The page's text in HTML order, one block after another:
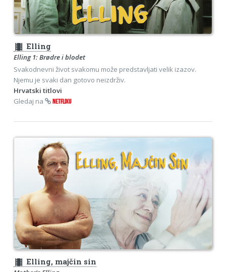
theaters Elling
Elling 1: Brødre i blodet
Svakodnevni život svakomu može predstavljati velik izazov.
Njemu je svaki dan gotovo neizdrživ.
Hrvatski titlovi
Gledaj na
NETFLIXU
theaters Elling, majčin sin